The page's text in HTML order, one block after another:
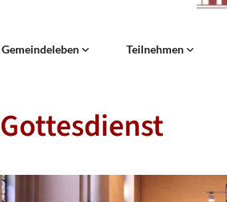
Gemeindeleben Teilnehmen
Gottesdienst